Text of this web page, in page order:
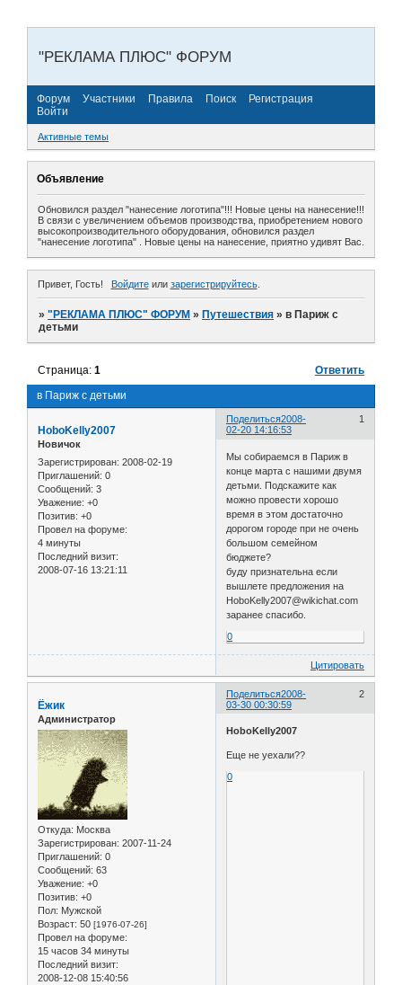
"РЕКЛАМА ПЛЮС" ФОРУМ
Форум Участники Правила Поиск
Регистрация
Войти
Активные темы
Объявление
Обновился раздел "нанесение логотипа"!!! Новые цены на нанесение!!!
В связи с увеличением объемов производства, приобретением нового
высокопроизводительного оборудования, обновился раздел
"нанесение логотипа" . Новые цены на нанесение, приятно удивят Вас.
Привет, Гость! Войдитеили зарегистрируйтесь.
»"РЕКЛАМА ПЛЮС" ФОРУМ » Путешествия »в Париж с
детьми
в Париж с детьми
Страница:1 Ответить
Поделиться 1
2008-
02-20 14:16:53
HoboKelly2007
Новичок
Зарегистрирован: 2008-02-19
Приглашений: 0
Сообщений: 3
Уважение: +0
Позитив: +0
Провел на форуме:
4 минуты
Последний визит:
2008-07-16 13:21:11
Мы собираемся в Париж в
конце марта с нашими двумя
детьми. Подскажите как
можно провести хорошо
время в этом достаточно
дорогом городе при не очень
большом семейном
бюджете?
буду признательна если
вышлете предложения на
HoboKelly2007@wikichat.com
заранее спасибо.
0
Цитировать
Поделиться 2
2008-
03-30 00:30:59
Ёжик
Администратор
Откуда: Москва
Зарегистрирован: 2007-11-24
Приглашений: 0
Сообщений: 63
Уважение: +0
Позитив: +0
Пол: Мужской
Возраст: 50 [1976-07-26]
Провел на форуме:
15 часов 34 минуты
Последний визит:
2008-12-08 15:40:56
HoboKelly2007
Еще не уехали??
0